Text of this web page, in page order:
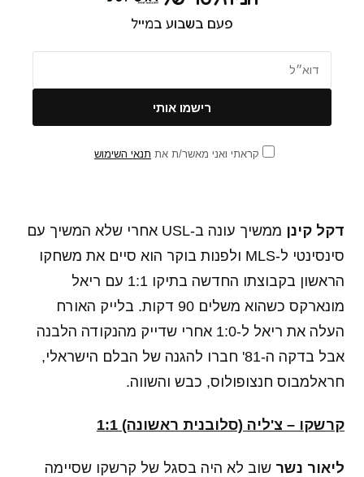
פעם בשבוע במייל
קראתי ואני מאשר/ת את תנאי השימוש
דקל קינן
ממשיך עונה ב-USL אחרי שלא המשיך עם
סינסינטי ל-MLS ולפנות בוקר הוא סיים את משחקו
הראשון בקבוצתו החדשה בתיקו 1:1 עם ריאל
מונארקס כשהוא משלים 90 דקות. בלייק האורח
העלה את ריאל ל-1:0 אחרי שדייק מהנקודה הלבנה
אבל בדקה ה-81' חברו להגנה של הבלם הישראלי,
חראלמבוס חנצופולוס, כבש והשווה.
קרשקו – צ'ליה (סלובנית ראשונה) 1:1
ליאור נשר שוב לא היה בסגל של קרשקו שסיימה